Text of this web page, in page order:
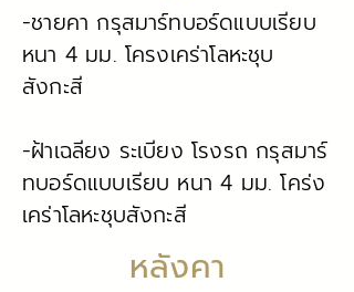
-ชายคา กรุสมาร์ทบอร์ดแบบเรียบ
หนา 4 มม. โครงเคร่าโลหะชุบ
สังกะสี
-ฝ้าเฉลียง ระเบียง โรงรถ กรุสมาร์
ทบอร์ดแบบเรียบ หนา 4 มม. โคร่ง
เคร่าโลหะชุบสังกะสี
หลังคา